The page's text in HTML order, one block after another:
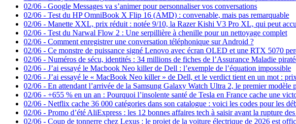
02/06 - Google Messages va s’animer pour personnaliser vos conversations
02/06 - Test du HP OmniBook X Flip 16 (AMD) : convenable, mais pas remarquable
02/06 - Manette XXL, prix réduit : notée 9/10, la Razer Kishi V3 Pro XL, qui peut
02/06 - Test du Narwal Flow 2 : Une serpillière à chenille pour un nettoyage complet
02/06 - Comment enregistrer une conversation téléphonique sur Android ?
02/06 - Ce monstre de puissance signé Lenovo avec écran OLED et une RTX 5070
02/06 - Numéros de sécu, identités : 34 millions de fiches de l’Assurance Maladie
02/06 - J’ai essayé le Macbook Neo killer de Dell : l’exemple de l’équation impossible
02/06 - J’ai essayé le « MacBook Neo killer » de Dell, et le verdict tient en un mot :
02/06 - En attendant l’arrivée de la Samsung Galaxy Watch Ultra 2, le premier modèle
02/06 - +655 % en un an : Pourquoi l’insolente santé de Tesla en France cache une
02/06 - Netflix cache 36 000 catégories dans son catalogue : voici les codes pour les
02/06 - Promo d’été AliExpress : les 12 bonnes affaires tech à saisir avant la rupture
02/06 - Coup de tonnerre chez Lexus : le projet de la voiture électrique de 2026 est